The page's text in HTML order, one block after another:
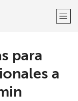
para
a